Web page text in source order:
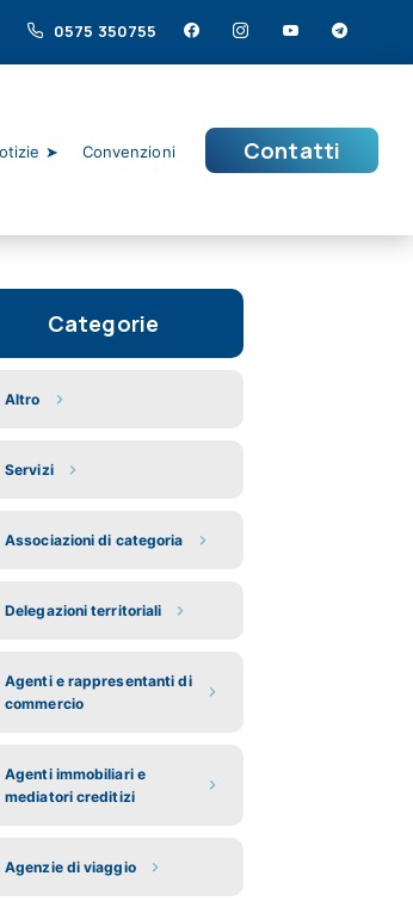
0575 350755
➤ Convenzioni Contatti
Categorie
Altro
Servizi
Associazioni di categoria
Delegazioni territoriali
Agenti e rappresentanti di
commercio
Agenti immobiliari e
mediatori creditizi
Agenzie di viaggio